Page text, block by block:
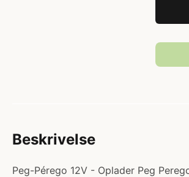
Beskrivelse
Peg-Pérego 12V - Oplader Peg